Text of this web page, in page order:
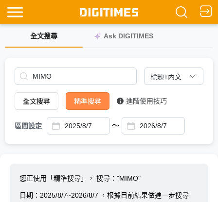
全文搜尋 Ask DIGITIMES
全文搜尋 精準搜尋 進階使用技巧
區間設定 ～
您正使用「精準搜尋」， 搜尋："MIMO"
日期： 2025/8/7~2026/8/7 ，根據目前結果做進一步搜尋